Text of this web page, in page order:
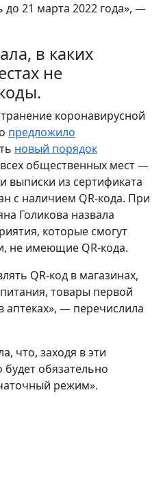
21 марта 2022 года», —
в каких
не
коронавирусной
предложило
новый порядок
общественных мест —
выписки из сертификата
с наличием QR-кода. При
Голикова назвала
которые смогут
не имеющие QR-кода.
QR-код в магазинах,
товары первой
аптеках», — перечислила
что, заходя в эти
обязательно
режим».